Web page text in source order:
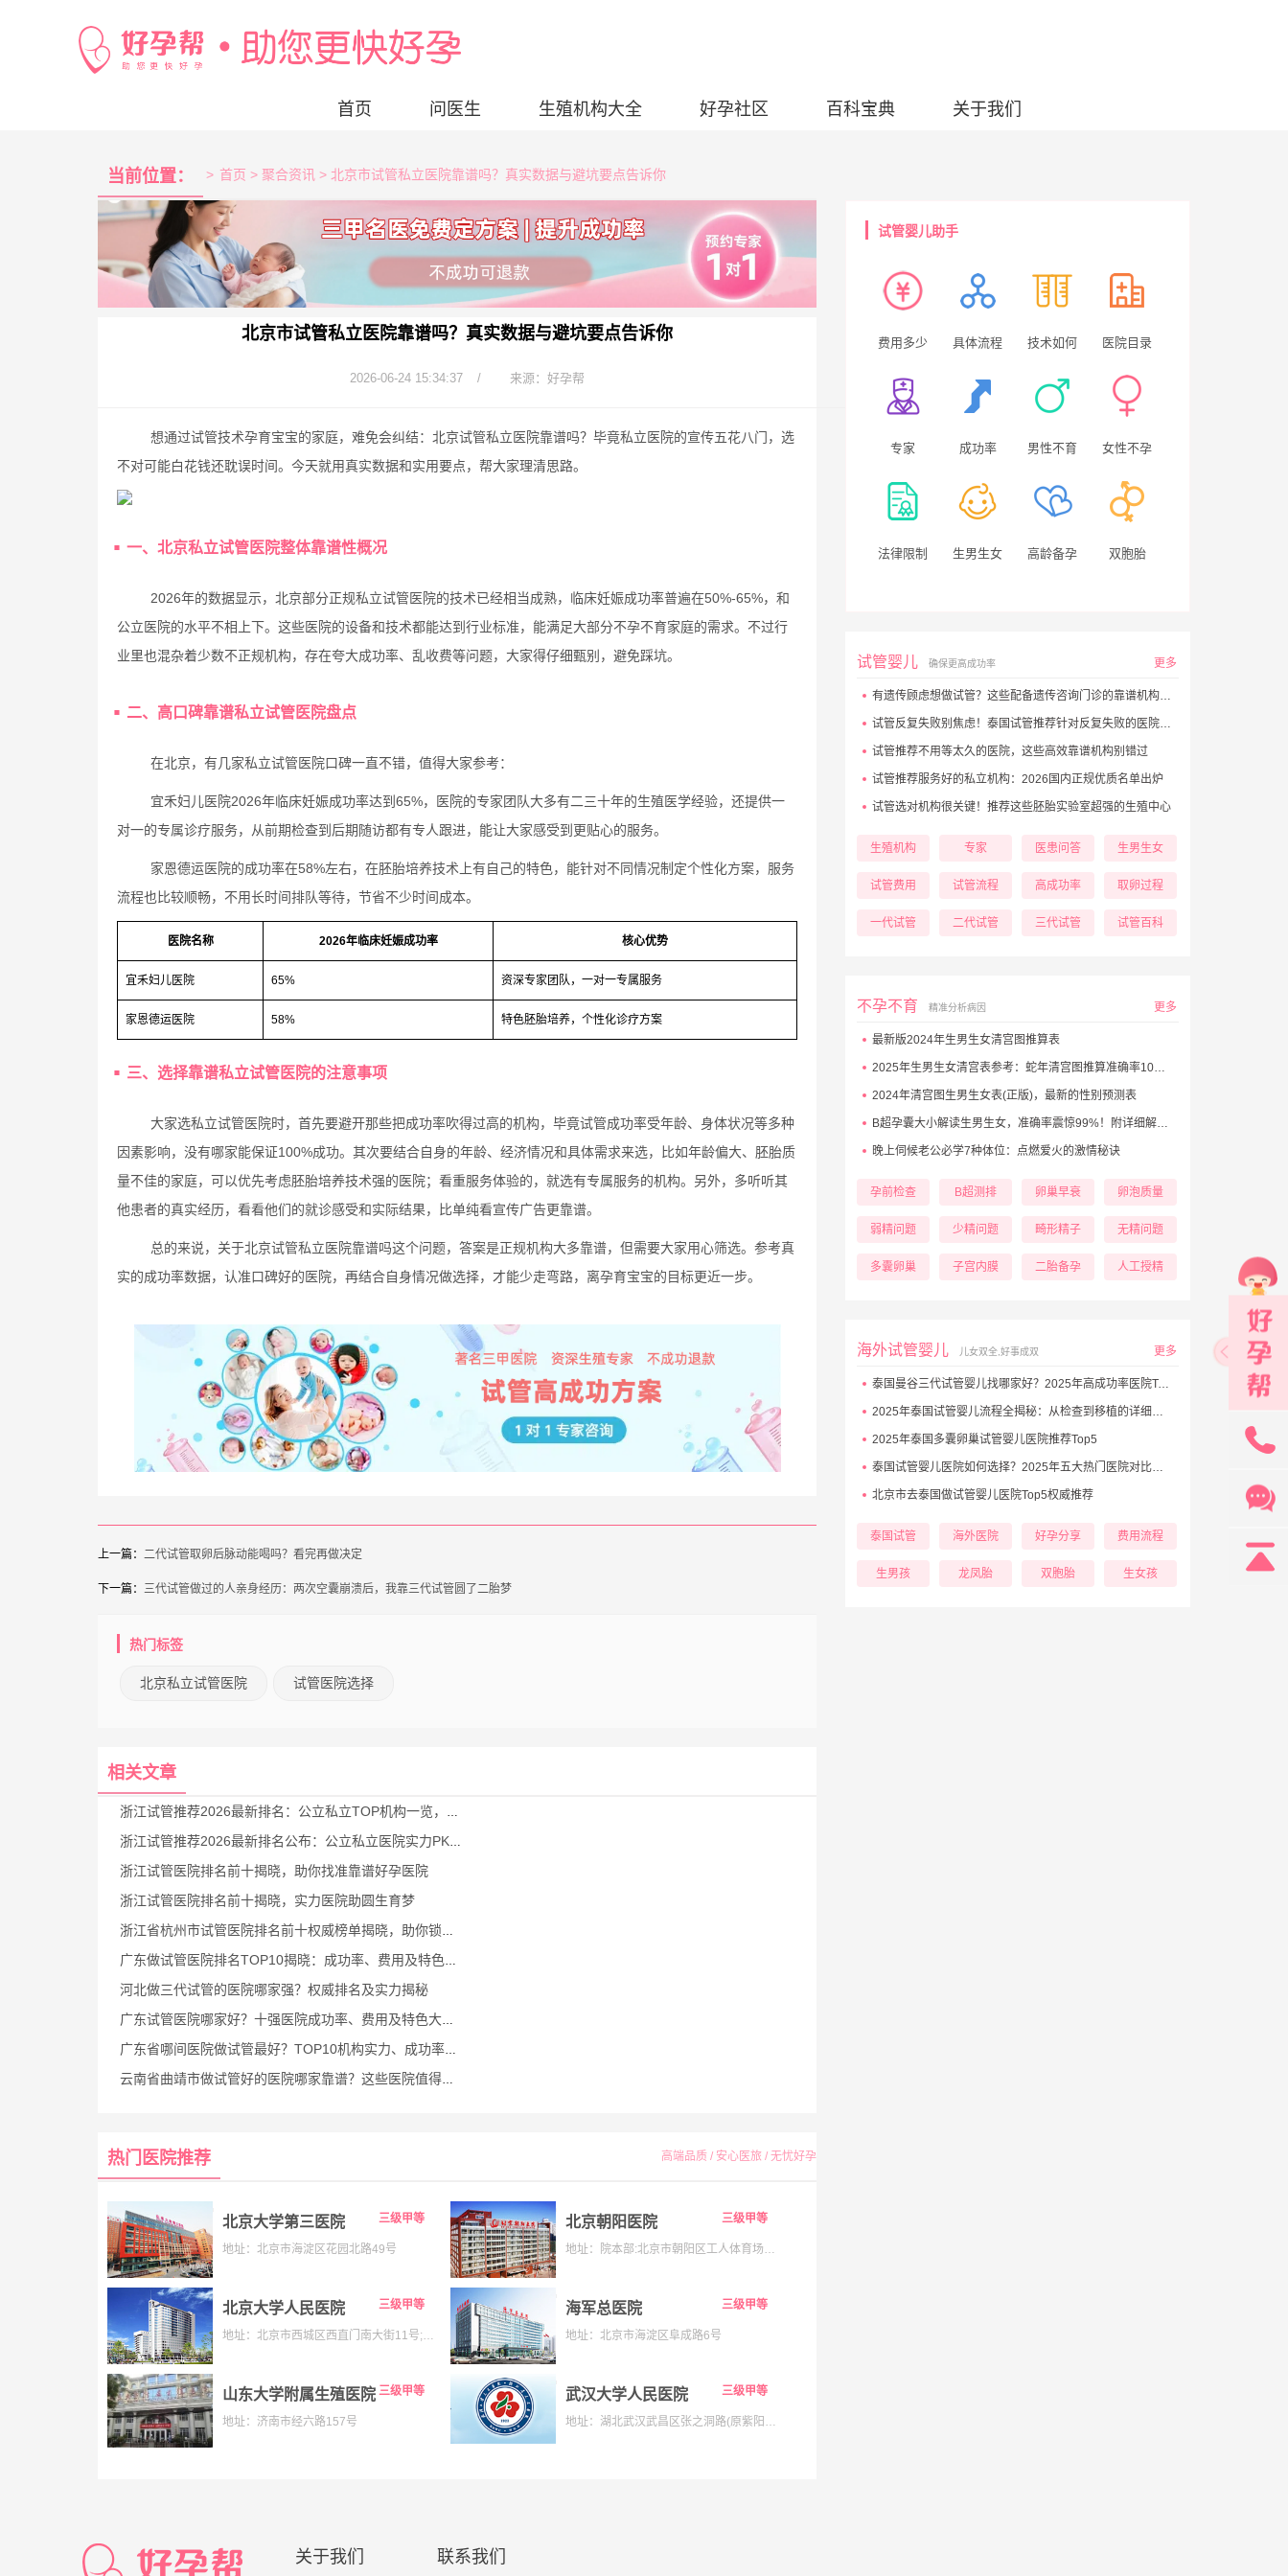
首页 问医生 生殖机构大全 好孕社区 百科宝典 关于我们
当前位置： > 首页 > 聚合资讯 > 北京市试管私立医院靠谱吗？真实数据与避坑要点告诉你
北京市试管私立医院靠谱吗？真实数据与避坑要点告诉你
2026-06-24 15:34:37 / 来源：好孕帮
想通过试管技术孕育宝宝的家庭，难免会纠结：北京试管私立医院靠谱吗？毕竟私立医院的宣传五花八门，选
不对可能白花钱还耽误时间。今天就用真实数据和实用要点，帮大家理清思路。
一、北京私立试管医院整体靠谱性概况
2026年的数据显示，北京部分正规私立试管医院的技术已经相当成熟，临床妊娠成功率普遍在50%-65%，和
公立医院的水平不相上下。这些医院的设备和技术都能达到行业标准，能满足大部分不孕不育家庭的需求。不过行
业里也混杂着少数不正规机构，存在夸大成功率、乱收费等问题，大家得仔细甄别，避免踩坑。
二、高口碑靠谱私立试管医院盘点
在北京，有几家私立试管医院口碑一直不错，值得大家参考：
宜禾妇儿医院2026年临床妊娠成功率达到65%，医院的专家团队大多有二三十年的生殖医学经验，还提供一
对一的专属诊疗服务，从前期检查到后期随访都有专人跟进，能让大家感受到更贴心的服务。
家恩德运医院的成功率在58%左右，在胚胎培养技术上有自己的特色，能针对不同情况制定个性化方案，服务
流程也比较顺畅，不用长时间排队等待，节省不少时间成本。
医院名称 2026年临床妊娠成功率 核心优势
宜禾妇儿医院 65% 资深专家团队，一对一专属服务
家恩德运医院 58% 特色胚胎培养，个性化诊疗方案
三、选择靠谱私立试管医院的注意事项
大家选私立试管医院时，首先要避开那些把成功率吹得过高的机构，毕竟试管成功率受年龄、身体状况等多种
因素影响，没有哪家能保证100%成功。其次要结合自身的年龄、经济情况和具体需求来选，比如年龄偏大、胚胎质
量不佳的家庭，可以优先考虑胚胎培养技术强的医院；看重服务体验的，就选有专属服务的机构。另外，多听听其
他患者的真实经历，看看他们的就诊感受和实际结果，比单纯看宣传广告更靠谱。
总的来说，关于北京试管私立医院靠谱吗这个问题，答案是正规机构大多靠谱，但需要大家用心筛选。参考真
实的成功率数据，认准口碑好的医院，再结合自身情况做选择，才能少走弯路，离孕育宝宝的目标更近一步。
上一篇： 二代试管取卵后脉动能喝吗？看完再做决定
下一篇： 三代试管做过的人亲身经历：两次空囊崩溃后，我靠三代试管圆了二胎梦
热门标签
北京私立试管医院 试管医院选择
相关文章
浙江试管推荐2026最新排名：公立私立TOP机构一览，帮你选对试管医院
浙江试管推荐2026最新排名公布：公立私立医院实力PK，助你选对好孕机构
浙江试管医院排名前十揭晓，助你找准靠谱好孕医院
浙江试管医院排名前十揭晓，实力医院助圆生育梦
浙江省杭州市试管医院排名前十权威榜单揭晓，助你锁定好孕目的地
广东做试管医院排名TOP10揭晓：成功率、费用及特色技术一览
河北做三代试管的医院哪家强？权威排名及实力揭秘
广东试管医院哪家好？十强医院成功率、费用及特色大盘点
广东省哪间医院做试管最好？TOP10机构实力、成功率、费用全对比
云南省曲靖市做试管好的医院哪家靠谱？这些医院值得关注
热门医院推荐 高端品质 / 安心医旅 / 无忧好孕
北京大学第三医院 三级甲等
地址：北京市海淀区花园北路49号
北京朝阳医院 三级甲等
北京大学人民医院 三级甲等 海军总医院 三级甲等
地址：北京市海淀区阜成路6号
山东大学附属生殖医院 三级甲等
地址：济南市经六路157号
武汉大学人民医院 三级甲等
试管婴儿助手
费用多少 具体流程 技术如何 医院目录
专家 成功率 男性不育 女性不孕
法律限制 生男生女 高龄备孕 双胞胎
试管婴儿 确保更高成功率 更多
有遗传顾虑想做试管？这些配备遗传咨询门诊的靠谱机构别错过
试管反复失败别焦虑！泰国试管推荐针对反复失败的医院大盘点
试管推荐不用等太久的医院，这些高效靠谱机构别错过
试管推荐服务好的私立机构：2026国内正规优质名单出炉
试管选对机构很关键！推荐这些胚胎实验室超强的生殖中心
生殖机构 专家 医患问答 生男生女
试管费用 试管流程 高成功率 取卵过程
一代试管 二代试管 三代试管 试管百科
不孕不育 精准分析病因 更多
最新版2024年生男生女清宫图推算表
2025年生男生女清宫表参考：蛇年清宫图推算准确率100%！
2024年清宫图生男生女表(正版)，最新的性别预测表
B超孕囊大小解读生男生女，准确率震惊99%！附详细解析表！
晚上伺候老公必学7种体位：点燃爱火的激情秘诀
孕前检查 B超测排 卵巢早衰 卵泡质量
弱精问题 少精问题 畸形精子 无精问题
多囊卵巢 子宫内膜 二胎备孕 人工授精
海外试管婴儿 儿女双全,好事成双 更多
泰国曼谷三代试管婴儿找哪家好？2025年高成功率医院Top5推荐
2025年泰国试管婴儿流程全揭秘：从检查到移植的详细步骤
2025年泰国多囊卵巢试管婴儿医院推荐Top5
泰国试管婴儿医院如何选择？2025年五大热门医院对比与避坑秘诀
北京市去泰国做试管婴儿医院Top5权威推荐
泰国试管 海外医院 好孕分享 费用流程
生男孩 龙凤胎 双胞胎 生女孩
关于我们 联系我们